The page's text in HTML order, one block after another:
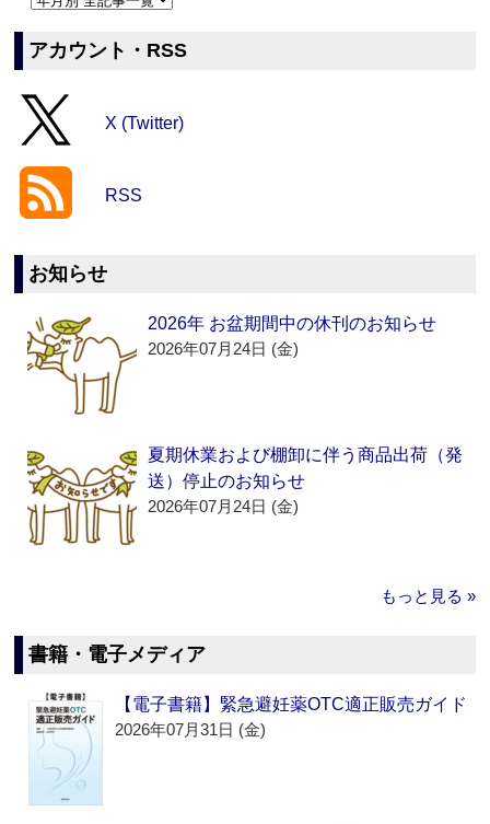
アカウント・RSS
X (Twitter)
RSS
お知らせ
2026年 お盆期間中の休刊のお知らせ
2026年07月24日 (金)
夏期休業および棚卸に伴う商品出荷（発
送）停止のお知らせ
2026年07月24日 (金)
もっと見る »
書籍・電子メディア
【電子書籍】緊急避妊薬OTC適正販売ガイド
2026年07月31日 (金)